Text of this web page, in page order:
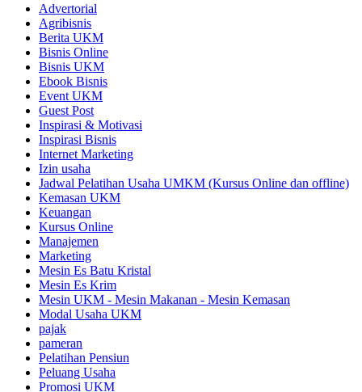
Advertorial
Agribisnis
Berita UKM
Bisnis Online
Bisnis UKM
Ebook Bisnis
Event UKM
Guest Post
Inspirasi & Motivasi
Inspirasi Bisnis
Internet Marketing
Izin usaha
Jadwal Pelatihan Usaha UMKM (Kursus Online dan offline)
Kemasan UKM
Keuangan
Kursus Online
Manajemen
Marketing
Mesin Es Batu Kristal
Mesin Es Krim
Mesin UKM - Mesin Makanan - Mesin Kemasan
Modal Usaha UKM
pajak
pameran
Pelatihan Pensiun
Peluang Usaha
Promosi UKM